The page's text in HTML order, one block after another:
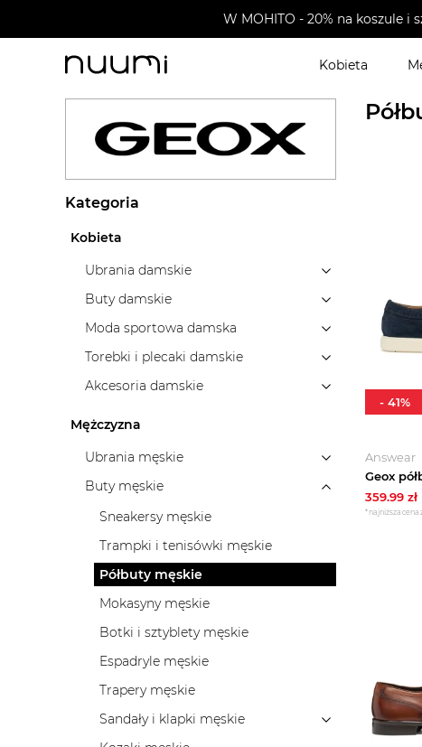
W MOHITO - 20% na koszule i
Kobieta
nuumi.pl > Marki Półbuty
Kategoria
Kobieta
Ubrania damskie
Buty damskie
Moda sportowa damska
Torebki i plecaki damskie
Akcesoria damskie
Mężczyzna
Ubrania męskie
Buty męskie
Sneakersy męskie
Trampki i tenisówki męskie
Półbuty męskie
Mokasyny męskie
Botki i sztyblety męskie
Espadryle męskie
Trapery męskie
Sandały i klapki męskie
Answear
359.99 zł
*najniższa cena
- 41%